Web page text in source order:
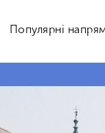
Популярні